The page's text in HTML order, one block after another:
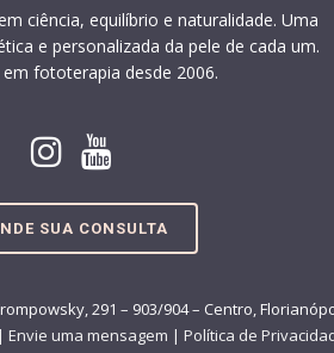
ciência, equilíbrio e naturalidade. Uma
e personalizada da pele de cada um.
em fototerapia desde 2006.
SUA CONSULTA
291 – 903/904 – Centro,
Envie uma mensagem | Política de